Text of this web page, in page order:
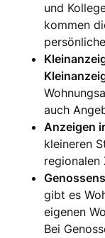
und
kommen
auch
Anzeigen
kleineren
regionalen
gibt es
eigenen
Bei